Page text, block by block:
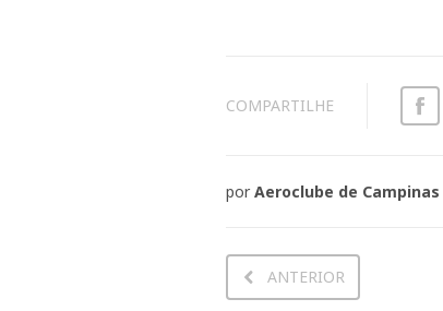
COMPARTILHE
por Aeroclube de Campinas
ANTERIOR